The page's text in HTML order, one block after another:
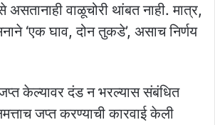
वाळूचोरी थांबत नाही. मात्र,
‘एक घाव, दोन तुकडे’, असाच निर्णय
केल्यावर दंड न भरल्यास संबंधित
जप्त करण्याची कारवाई केली